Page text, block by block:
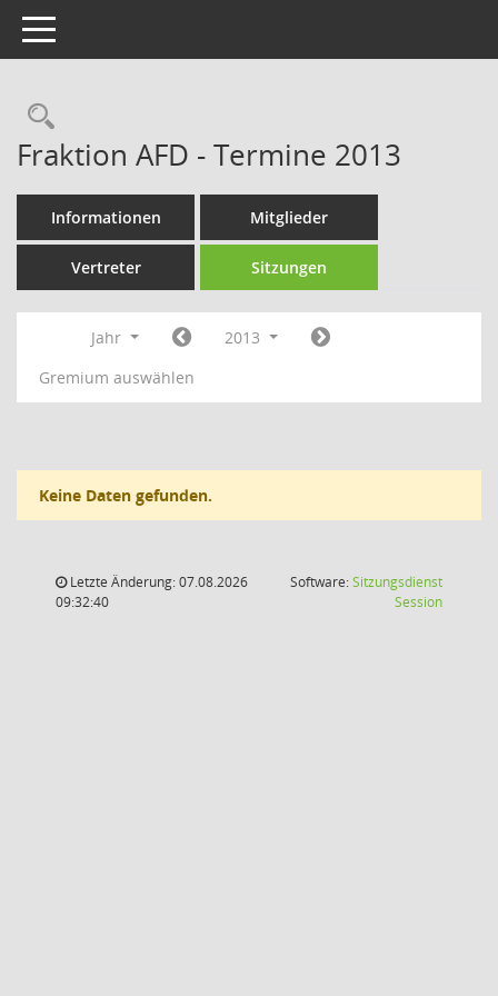
Toggle navigation
Rechercheauswahl
Fraktion AFD - Termine 2013
Informationen Mitglieder
Vertreter Sitzungen
Jahr
2013
Gremium auswählen
Keine Daten gefunden.
Letzte Änderung: 07.08.2026
09:32:40
Software:Sitzungsdienst
Session(Wird in